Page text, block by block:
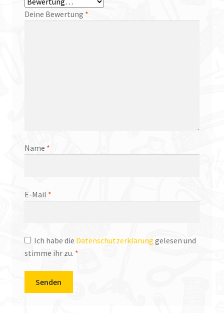
Deine Bewertung *
Name *
E-Mail *
Ich habe die Datenschutzerklärung gelesen und
stimme ihr zu. *